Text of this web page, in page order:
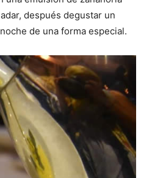
después degustar un
de una forma especial.